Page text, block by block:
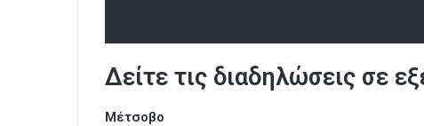
Δείτε τις διαδηλώσεις σε
Μέτσοβο